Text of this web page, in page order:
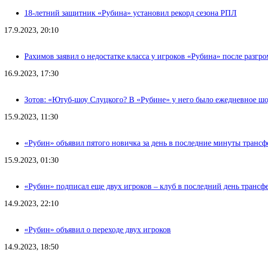
18-летний защитник «Рубина» установил рекорд сезона РПЛ
17.9.2023, 20:10
Рахимов заявил о недостатке класса у игроков «Рубина» после
16.9.2023, 17:30
Зотов: «Ютуб-шоу Слуцкого? В «Рубине» у него было ежедневное
15.9.2023, 11:30
«Рубин» объявил пятого новичка за день в последние минуты
15.9.2023, 01:30
«Рубин» подписал еще двух игроков – клуб в последний день
14.9.2023, 22:10
«Рубин» объявил о переходе двух игроков
14.9.2023, 18:50